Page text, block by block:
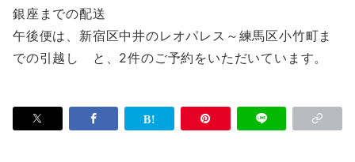
銀座までの配送
午後便は、新宿区中井のレオパレス～練馬区小竹町ま
での引越し と、2件のご予約をいただいています。